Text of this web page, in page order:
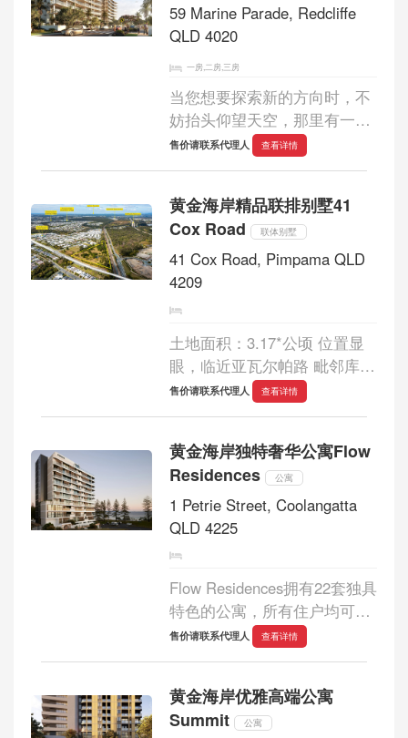
59 Marine Parade, Redcliffe
QLD 4020
一房,二房,三房
当您想要探索新的方向时，不
妨抬头仰望天空，那里有一片
俯瞰海湾的绿色绿洲。探索
Suttons 海滩的 Mirada 酒店。
天都能享受海滨探险的乐趣。
Mirada 宛如一...
售价请联系代理人 查看详情
黄金海岸精品联排别墅41
Cox Road
联体别墅
41 Cox Road, Pimpama QLD
4209
土地面积：3.17*公顷 位置显
眼，临近亚瓦尔帕路 毗邻库梅
拉镇中心，以及一系列主要基
布里斯班、黄金海岸中部和南
部郊区以...
售价请联系代理人 查看详情
黄金海岸独特奢华公寓Flow
Residences
公寓
1 Petrie Street, Coolangatta
QLD 4225
Flow Residences拥有22套独具
特色的公寓，所有住户均可饱
览彩虹湾和鲷鱼岩的壮丽全
景。这座12层高的建筑包括一
以及整层和半层公寓。位于底
层的专属住户俱...
售价请联系代理人 查看详情
黄金海岸优雅高端公寓
Summit
公寓